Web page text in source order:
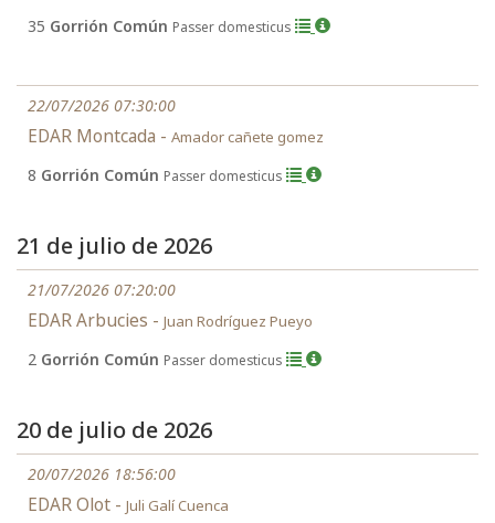
35 Gorrión Común Passer domesticus
22/07/2026 07:30:00
EDAR Montcada - Amador cañete gomez
8 Gorrión Común Passer domesticus
21 de julio de 2026
21/07/2026 07:20:00
EDAR Arbucies - Juan Rodríguez Pueyo
2 Gorrión Común Passer domesticus
20 de julio de 2026
20/07/2026 18:56:00
EDAR Olot - Juli Galí Cuenca